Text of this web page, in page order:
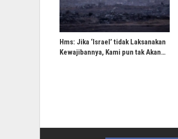
Hms: Jika ‘Israel’ tidak Laksanakan
Kewajibannya, Kami pun tak Akan…